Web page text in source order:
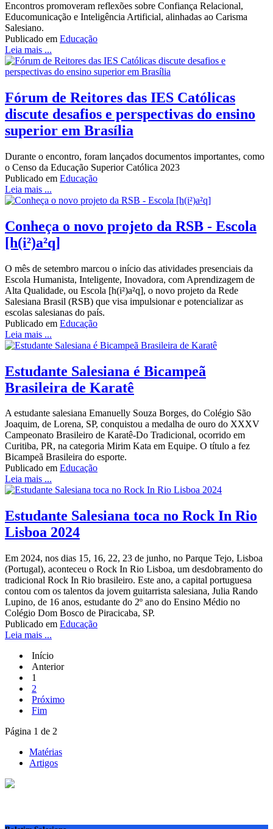
Encontros promoveram reflexões sobre Confiança Relacional,
Educomunicação e Inteligência Artificial, alinhadas ao Carisma
Salesiano.
Publicado em Educação
Leia mais ...
Fórum de Reitores das IES Católicas
discute desafios e perspectivas do ensino
superior em Brasília
Durante o encontro, foram lançados documentos importantes, como
o Censo da Educação Superior Católica 2023
Publicado em Educação
Leia mais ...
Conheça o novo projeto da RSB - Escola
[h(i²)a²q]
O mês de setembro marcou o início das atividades presenciais da
Escola Humanista, Inteligente, Inovadora, com Aprendizagem de
Alta Qualidade, ou Escola [h(i²)a²q], o novo projeto da Rede
Salesiana Brasil (RSB) que visa impulsionar e potencializar as
escolas salesianas do país.
Publicado em Educação
Leia mais ...
Estudante Salesiana é Bicampeã
Brasileira de Karatê
A estudante salesiana Emanuelly Souza Borges, do Colégio São
Joaquim, de Lorena, SP, conquistou a medalha de ouro do XXXV
Campeonato Brasileiro de Karatê-Do Tradicional, ocorrido em
Curitiba, PR, na categoria Mirim Kata em Equipe. O título a fez
Bicampeã Brasileira do esporte.
Publicado em Educação
Leia mais ...
Estudante Salesiana toca no Rock In Rio
Lisboa 2024
Em 2024, nos dias 15, 16, 22, 23 de junho, no Parque Tejo, Lisboa
(Portugal), aconteceu o Rock In Rio Lisboa, um desdobramento do
tradicional Rock In Rio brasileiro. Este ano, a capital portuguesa
contou com os talentos da jovem guitarrista salesiana, Julia Rando
Lupino, de 16 anos, estudante do 2º ano do Ensino Médio no
Colégio Dom Bosco de Piracicaba, SP.
Publicado em Educação
Leia mais ...
Início
Anterior
1
2
Próximo
Fim
Página 1 de 2
Matérias
Artigos